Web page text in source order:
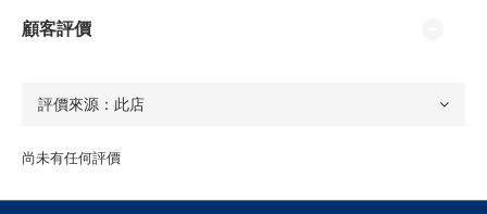
顧客評價
尚未有任何評價